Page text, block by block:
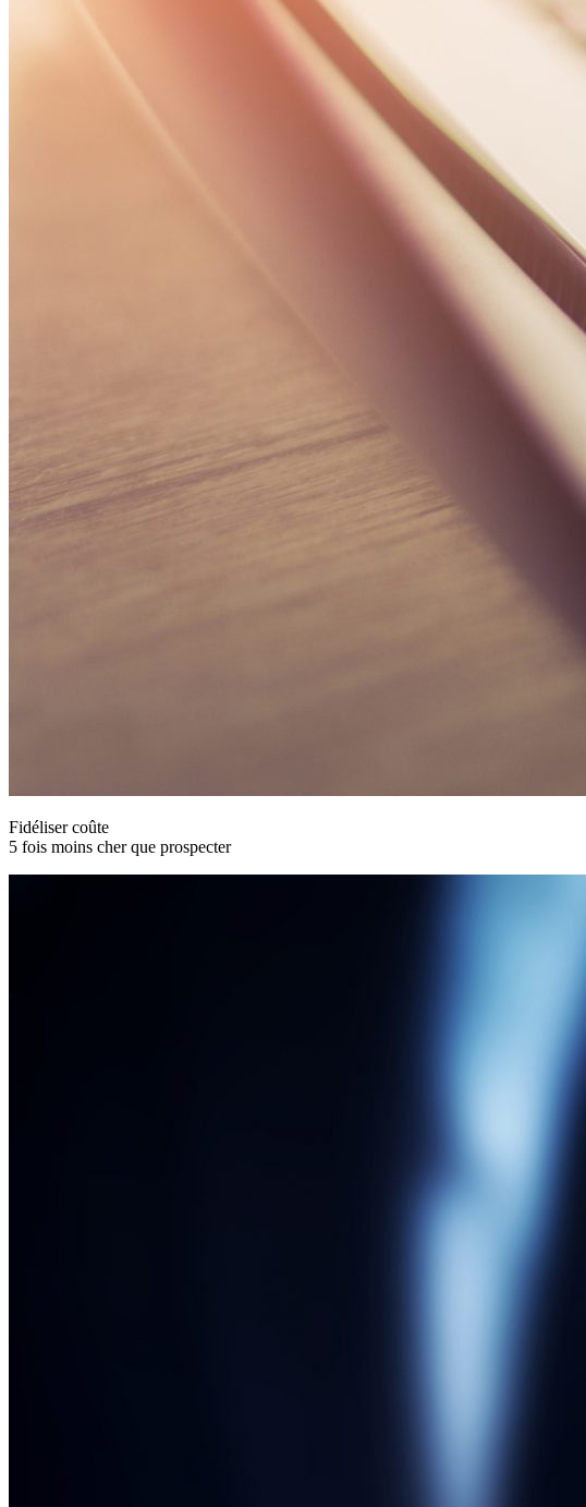
Fidéliser coûte
5 fois moins cher que prospecter